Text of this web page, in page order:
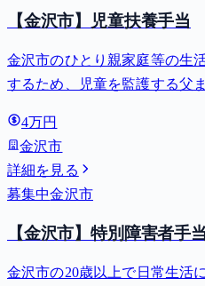
【金沢市】児童扶養手当
金沢市のひとり親家庭等の生
するため、児童を監護する父
4万円
金沢市
詳細を見る
募集中金沢市
【金沢市】特別障害者手当
金沢市の20歳以上で日常生活